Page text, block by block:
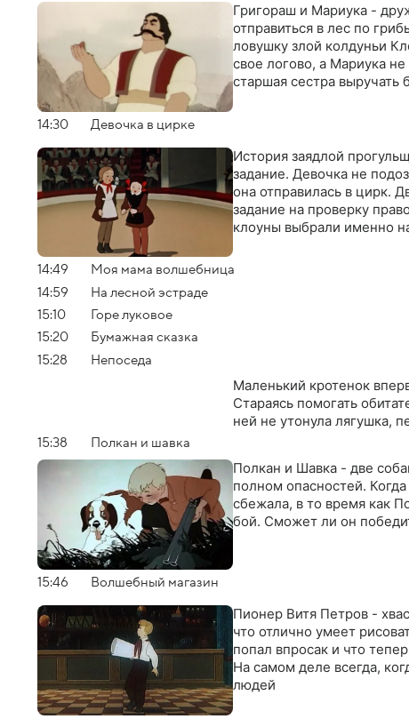
Григораш и Мариука -
отправиться в лес по
ловушку злой колдуньи
свое логово, а Мариука
старшая сестра выручать
14:30 Девочка в цирке
История заядлой
задание. Девочка не
она отправилась в цирк.
задание на проверку
клоуны выбрали именно
14:49
Моя мама волшебница
14:59
На лесной эстраде
15:10
Горе луковое
15:20
Бумажная сказка
15:28
Непоседа
Маленький кротенок
Стараясь помогать
ней не утонула лягушка,
15:38 Пoлкaн и шaвкa
Полкан и Шавка - две
полном опасностей.
сбежала, в то время как
бой. Сможет ли он
15:46 Волшебный магазин
Пионер Витя Петров -
что отлично умеет
попал впросак и что
На самом деле всегда,
людей